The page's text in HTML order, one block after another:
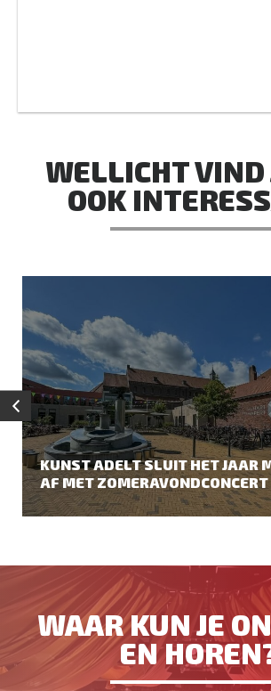
WELLICHT VIND
OOK
KUNST ADELT SLUIT HET JAAR
AF MET ZOMERAVONDCONCERT
WAAR KUN JE
EN